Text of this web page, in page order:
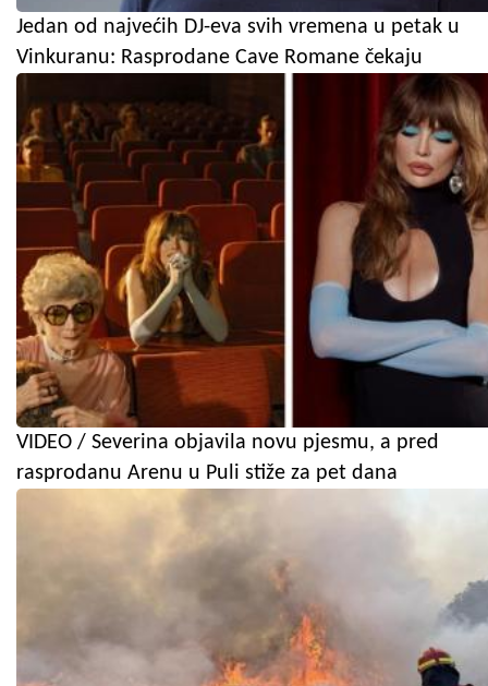
Jedan od najvećih DJ-eva svih vremena u petak u
Vinkuranu: Rasprodane Cave Romane čekaju
VIDEO / Severina objavila novu pjesmu, a pred
rasprodanu Arenu u Puli stiže za pet dana